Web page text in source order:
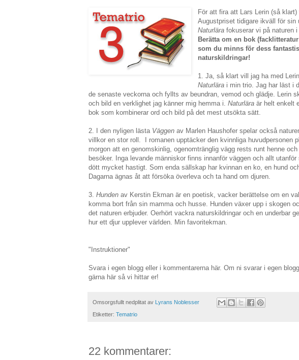
För att fira att Lars Lerin (så klart)
Augustpriset tidigare ikväll för sin
Naturlära fokuserar vi på naturen
Berätta om en bok
som du minns för dess
naturskildringar!
1. Ja, så klart vill jag ha med
Naturlära i min trio. Jag har läst i
de senaste veckorna och fyllts av beundran, vemod och glädje. Lerin
och bild en verklighet jag känner mig hemma i. Naturlära är helt enkelt
bok som kombinerar ord och bild på det mest utsökta sätt.
2. I den nyligen lästa Väggen av Marlen Haushofer spelar också
villkor en stor roll. I romanen upptäcker den kvinnliga huvudpersonen
morgon att en genomskinlig, ogenomtränglig vägg rests runt henne
besöker. Inga levande människor finns innanför väggen och allt
dött mycket hastigt. Som enda sällskap har kvinnan en ko, en hund
Dagarna ägnas åt att försöka överleva och ta hand om djuren.
3. Hunden av Kerstin Ekman är en poetisk, vacker berättelse om en
komma bort från sin mamma och husse. Hunden växer upp i skogen
det naturen erbjuder. Oerhört vackra naturskildringar och en underbar
hur ett djur upplever världen. Min favoritekman.
"Instruktioner"
Svara i egen blogg eller i kommentarerna här. Om ni svarar i egen
gärna här så vi hittar er!
Omsorgsfullt nedplitat av Lyrans Noblesser
Etiketter: Tematrio
22 kommentarer: